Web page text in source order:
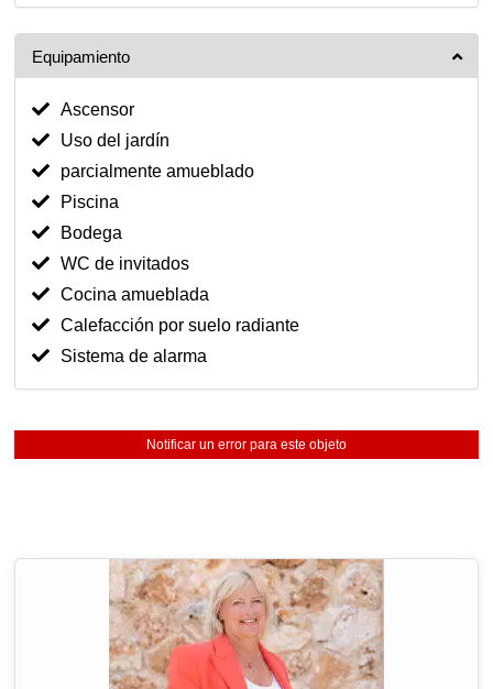
Equipamiento
Ascensor
Uso del jardín
parcialmente amueblado
Piscina
Bodega
WC de invitados
Cocina amueblada
Calefacción por suelo radiante
Sistema de alarma
Notificar un error para este objeto